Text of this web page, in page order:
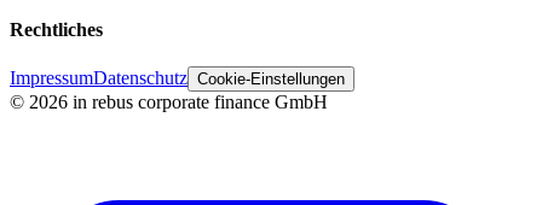
Rechtliches
ImpressumDatenschutz Cookie-Einstellungen
© 2026 in rebus corporate finance GmbH